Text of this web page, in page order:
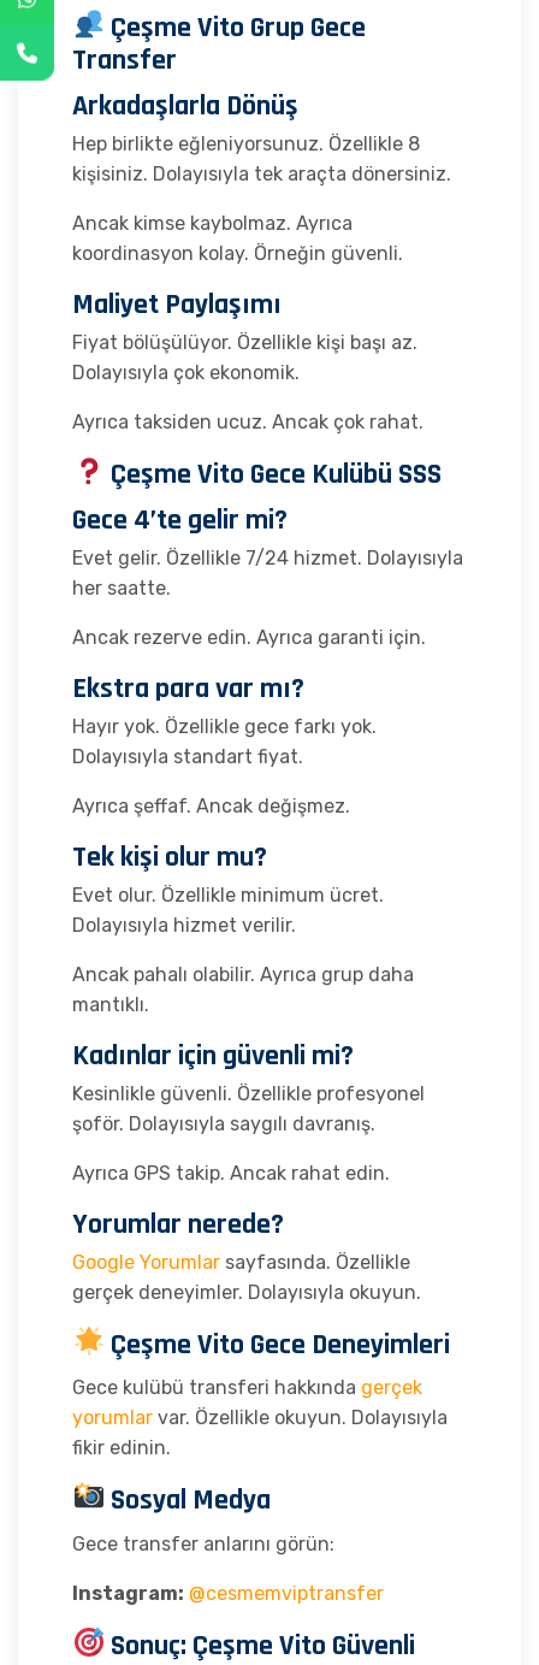
Çeşme Vito Grup Gece
Transfer
Arkadaşlarla Dönüş
Hep birlikte eğleniyorsunuz. Özellikle 8
kişisiniz. Dolayısıyla tek araçta dönersiniz.
Ancak kimse kaybolmaz. Ayrıca
koordinasyon kolay. Örneğin güvenli.
Maliyet Paylaşımı
Fiyat bölüşülüyor. Özellikle kişi başı az.
Dolayısıyla çok ekonomik.
Ayrıca taksiden ucuz. Ancak çok rahat.
Çeşme Vito Gece Kulübü SSS
Gece 4’te gelir mi?
Evet gelir. Özellikle 7/24 hizmet. Dolayısıyla
her saatte.
Ancak rezerve edin. Ayrıca garanti için.
Ekstra para var mı?
Hayır yok. Özellikle gece farkı yok.
Dolayısıyla standart fiyat.
Ayrıca şeffaf. Ancak değişmez.
Tek kişi olur mu?
Evet olur. Özellikle minimum ücret.
Dolayısıyla hizmet verilir.
Ancak pahalı olabilir. Ayrıca grup daha
mantıklı.
Kadınlar için güvenli mi?
Kesinlikle güvenli. Özellikle profesyonel
şoför. Dolayısıyla saygılı davranış.
Ayrıca GPS takip. Ancak rahat edin.
Yorumlar nerede?
Google Yorumlar sayfasında. Özellikle
gerçek deneyimler. Dolayısıyla okuyun.
Çeşme Vito Gece Deneyimleri
Gece kulübü transferi hakkında gerçek
yorumlar var. Özellikle okuyun. Dolayısıyla
fikir edinin.
Sosyal Medya
Gece transfer anlarını görün:
Instagram: @cesmemviptransfer
Sonuç: Çeşme Vito Güvenli